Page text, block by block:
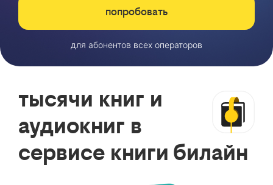
попробовать
для абонентов всех операторов
тысячи книг и
аудиокниг в
сервисе книги билайн